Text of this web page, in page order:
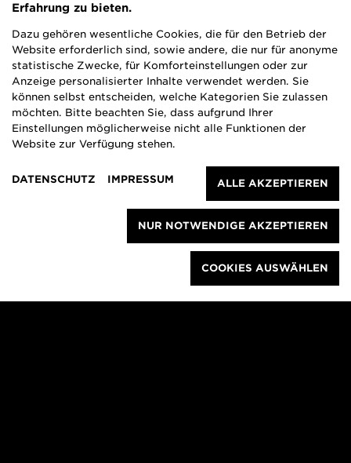
T 0209 402 441-0
PRESSE
Erfahrung zu bieten.
Dazu gehören wesentliche Cookies, die für den Betrieb der
Website erforderlich sind, sowie andere, die nur für anonyme
statistische Zwecke, für Komforteinstellungen oder zur
Anzeige personalisierter Inhalte verwendet werden. Sie
können selbst entscheiden, welche Kategorien Sie zulassen
möchten. Bitte beachten Sie, dass aufgrund Ihrer
Einstellungen möglicherweise nicht alle Funktionen der
Website zur Verfügung stehen.
ALLE AKZEPTIEREN
NUR NOTWENDIGE AKZEPTIEREN
COOKIES AUSWÄHLEN
DATENSCHUTZ IMPRESSUM